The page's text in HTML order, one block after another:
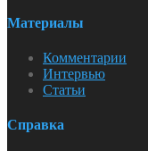
Материалы
Комментарии
Интервью
Статьи
Справка